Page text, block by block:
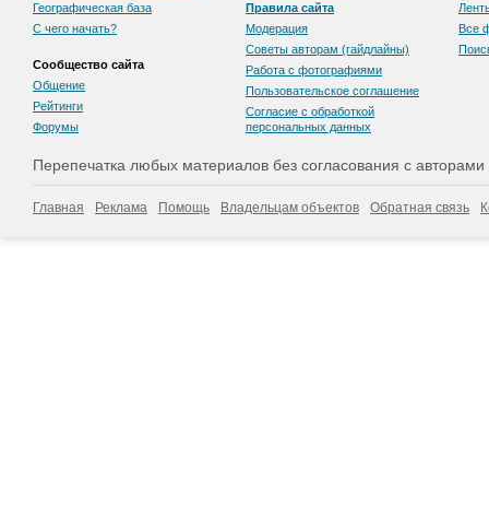
Географическая база
С чего начать?
Сообщество сайта
Общение
Рейтинги
Форумы
Правила сайта
Модерация
Советы авторам (гайдлайны)
Работа с фотографиями
Пользовательскоe соглашение
Согласие с обработкой
персональных данных
Все
Перепечатка любых материалов без согласования с
Главная Реклама Помощь Владельцам объектов Обратная связь